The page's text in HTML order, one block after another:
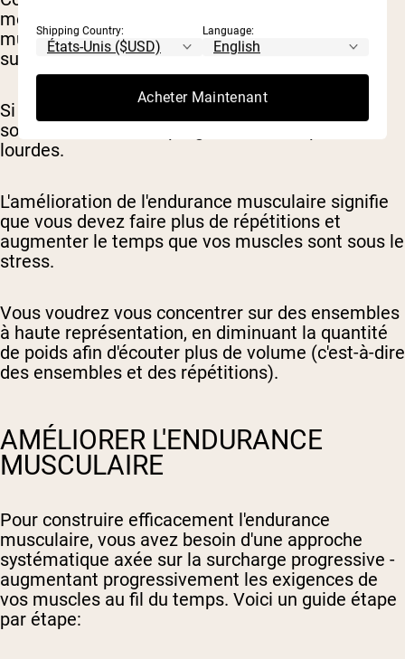
meilleure façon de construire une endurance
musculaire est de la tester, en utilisant une
surcharge progressive.
Si vous voulez devenir plus fort, vous devez
soulever des choses progressivement plus
lourdes.
L'amélioration de l'endurance musculaire signifie
que vous devez faire plus de répétitions et
augmenter le temps que vos muscles sont sous le
stress.
Vous voudrez vous concentrer sur des ensembles
à haute représentation, en diminuant la quantité
de poids afin d'écouter plus de volume (c'est-à-dire
des ensembles et des répétitions).
AMÉLIORER L'ENDURANCE
MUSCULAIRE
Pour construire efficacement l'endurance
musculaire, vous avez besoin d'une approche
systématique axée sur la surcharge progressive -
augmentant progressivement les exigences de
vos muscles au fil du temps. Voici un guide étape
par étape:
Shipping Country: Language:
Acheter Maintenant